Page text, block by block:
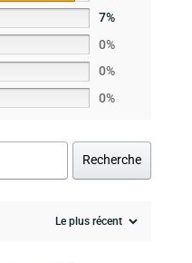
7%
0%
0%
0%
Recherche